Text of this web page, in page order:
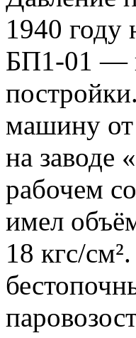
1940
БП1-01 —
машину от
на заводе
рабочем
имел
18 кгс/